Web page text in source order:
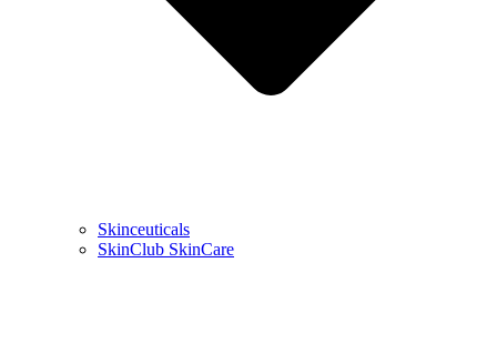
Skinceuticals
SkinClub SkinCare